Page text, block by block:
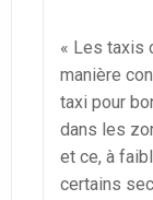
« Les taxis
manière
taxi pour
dans les
et ce, à
certains